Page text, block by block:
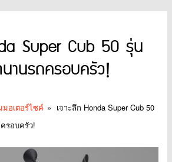
Super Cub 50 รุ่น
านรถครอบครัว!
อเตอร์ไซค์ » เจาะลึก Honda Super Cub 50
รอบครัว!